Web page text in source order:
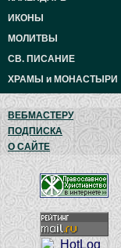
ИКОНЫ
МОЛИТВЫ
СВ. ПИСАНИЕ
ХРАМЫ и МОНАСТЫРИ
ВЕБМАСТЕРУ
ПОДПИСКА
О САЙТЕ